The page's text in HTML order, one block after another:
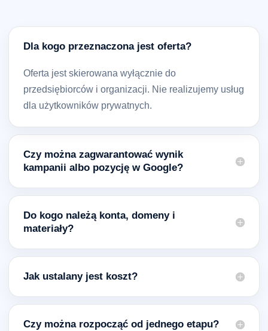
Dla kogo przeznaczona jest oferta?
Oferta jest skierowana wyłącznie do
przedsiębiorców i organizacji. Nie realizujemy usług
dla użytkowników prywatnych.
Czy można zagwarantować wynik
kampanii albo pozycję w Google?
Do kogo należą konta, domeny i
materiały?
Jak ustalany jest koszt?
Czy można rozpocząć od jednego etapu?